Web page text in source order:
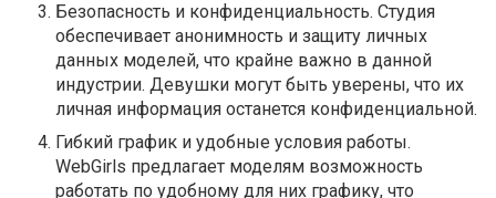
Безопасность и конфиденциальность. Студия
обеспечивает анонимность и защиту личных
данных моделей, что крайне важно в данной
индустрии. Девушки могут быть уверены, что их
личная информация останется конфиденциальной.
Гибкий график и удобные условия работы.
WebGirls предлагает моделям возможность
работать по удобному для них графику, что